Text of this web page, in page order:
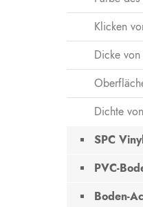
Klicken
Dicke
Dichte
SPC
PVC-
Boden-